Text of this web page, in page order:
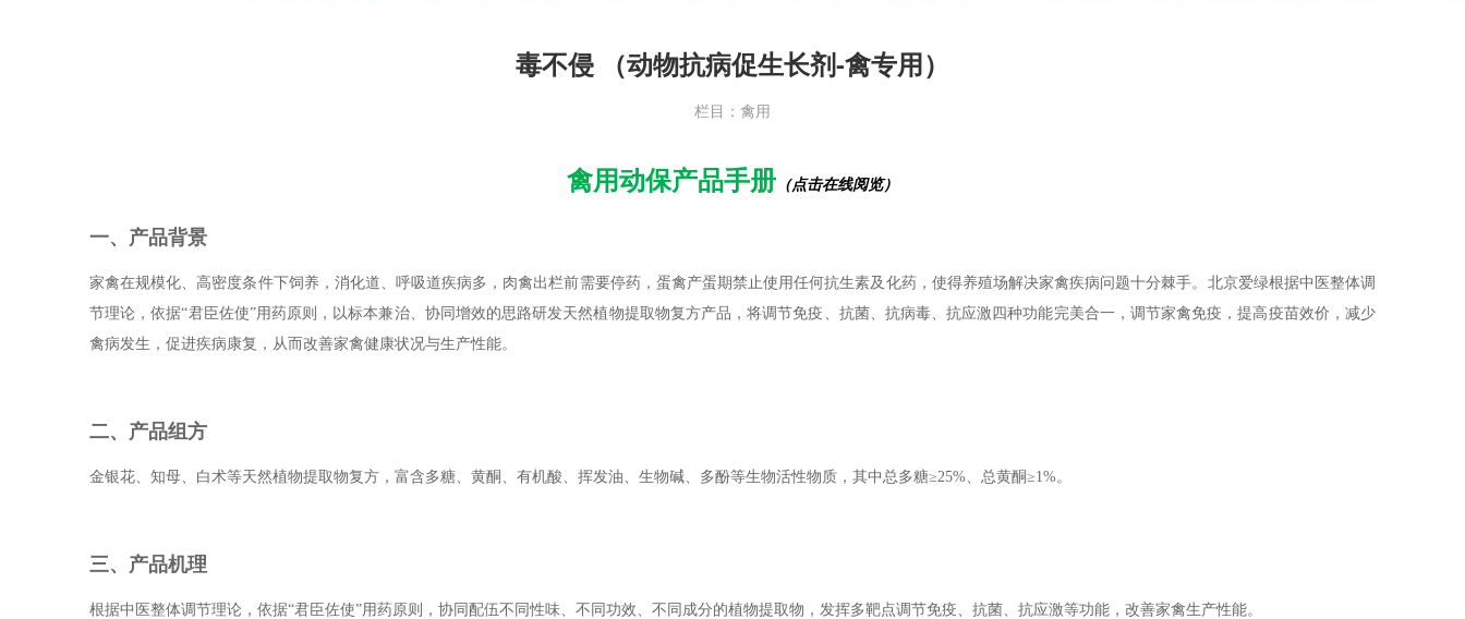
毒不侵 （动物抗病促生长剂-禽专用）
栏目：禽用
禽用动保产品手册 （点击在线阅览）
一、产品背景
家禽在规模化、高密度条件下饲养，消化道、呼吸道疾病多，肉禽出栏前需要停药，蛋禽产蛋期禁止使用任何抗生素及化药，使得养殖场解决家禽疾病问题十分棘手。北京爱绿根据中医整体调
节理论，依据“君臣佐使”用药原则，以标本兼治、协同增效的思路研发天然植物提取物复方产品，将调节免疫、抗菌、抗病毒、抗应激四种功能完美合一，调节家禽免疫，提高疫苗效价，减少
禽病发生，促进疾病康复，从而改善家禽健康状况与生产性能。
二、产品组方
金银花、知母、白术等天然植物提取物复方，富含多糖、黄酮、有机酸、挥发油、生物碱、多酚等生物活性物质，其中总多糖≥25%、总黄酮≥1%。
三、产品机理
根据中医整体调节理论，依据“君臣佐使”用药原则，协同配伍不同性味、不同功效、不同成分的植物提取物，发挥多靶点调节免疫、抗菌、抗应激等功能，改善家禽生产性能。